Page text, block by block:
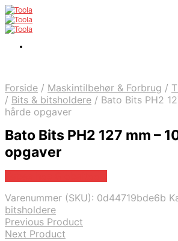
Forside / Maskintilbehør & Forbrug /
/ Bits & bitsholdere / Bato Bits PH2
hårde opgaver
Bato Bits PH2 127 mm –
opgaver
Varenummer (SKU): 0d44719bde6b
bitsholdere
Previous Product
Next Product